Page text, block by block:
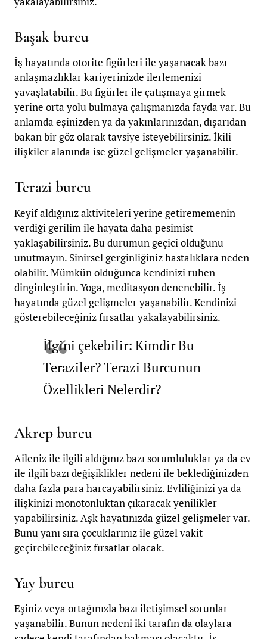
Başak burcu
İş hayatında otorite figürleri ile yaşanacak bazı
anlaşmazlıklar kariyerinizde ilerlemenizi
yavaşlatabilir. Bu figürler ile çatışmaya girmek
yerine orta yolu bulmaya çalışmanızda fayda var. Bu
anlamda eşinizden ya da yakınlarınızdan, dışarıdan
bakan bir göz olarak tavsiye isteyebilirsiniz. İkili
ilişkiler alanında ise güzel gelişmeler yaşanabilir.
Terazi burcu
Keyif aldığınız aktiviteleri yerine getirememenin
verdiği gerilim ile hayata daha pesimist
yaklaşabilirsiniz. Bu durumun geçici olduğunu
unutmayın. Sinirsel gerginliğiniz hastalıklara neden
olabilir. Mümkün olduğunca kendinizi ruhen
dinginleştirin. Yoga, meditasyon denenebilir. İş
hayatında güzel gelişmeler yaşanabilir. Kendinizi
gösterebileceğiniz fırsatlar yakalayabilirsiniz.
İlgini çekebilir: Kimdir Bu
Teraziler? Terazi Burcunun
Özellikleri Nelerdir?
Akrep burcu
Aileniz ile ilgili aldığınız bazı sorumluluklar ya da ev
ile ilgili bazı değişiklikler nedeni ile beklediğinizden
daha fazla para harcayabilirsiniz. Evliliğinizi ya da
ilişkinizi monotonluktan çıkaracak yenilikler
yapabilirsiniz. Aşk hayatınızda güzel gelişmeler var.
Bunu yanı sıra çocuklarınız ile güzel vakit
geçirebileceğiniz fırsatlar olacak.
Yay burcu
Eşiniz veya ortağınızla bazı iletişimsel sorunlar
yaşanabilir. Bunun nedeni iki tarafın da olaylara